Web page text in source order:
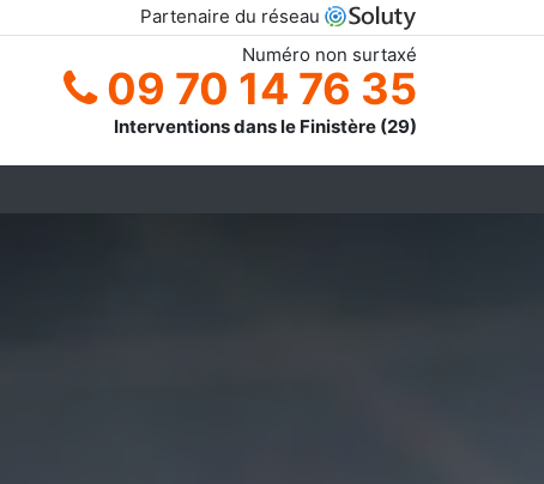
Partenaire du réseau
Numéro non surtaxé
09 70 14 76 35
Interventions dans le Finistère (29)